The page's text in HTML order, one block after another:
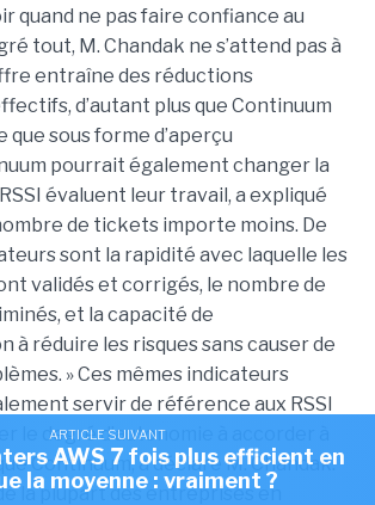
quand ne pas faire confiance au
tout, M. Chandak ne s’attend pas à
entraîne des réductions
d’autant plus que Continuum
que sous forme d’aperçu
pourrait également changer la
évaluent leur travail, a expliqué
de tickets importe moins. De
sont la rapidité avec laquelle les
validés et corrigés, le nombre de
et la capacité de
à réduire les risques sans causer de
»Ces mêmes indicateurs
servir de référence aux RSSI
le degré d’autonomie à accorder à
Continuum, a déclaré M. Chandak.
la plupart des entreprises en
ARTICLE SUIVANT
AWS 7 fois plus efficient en
la moyenne : vraiment ?